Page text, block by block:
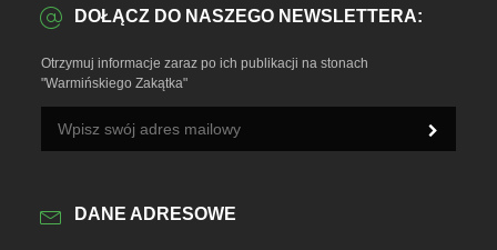
DOŁĄCZ DO NASZEGO NEWSLETTERA:
Otrzymuj informacje zaraz po ich publikacji na stonach
"Warmińskiego Zakątka"
DANE ADRESOWE